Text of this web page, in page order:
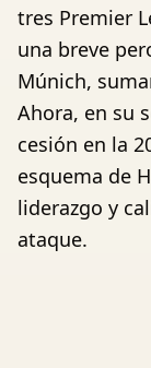
tres Premier
una breve
Múnich,
Ahora, en su
cesión en la
esquema de
liderazgo y
ataque.